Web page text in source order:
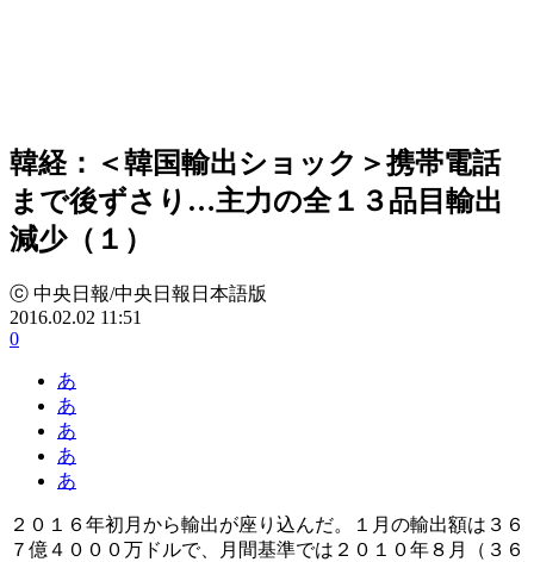
韓経：＜韓国輸出ショック＞携帯電話
まで後ずさり…主力の全１３品目輸出
減少（１）
ⓒ 中央日報/中央日報日本語版
2016.02.02 11:51
0
あ
あ
あ
あ
あ
２０１６年初月から輸出が座り込んだ。１月の輸出額は３６
７億４０００万ドルで、月間基準では２０１０年８月（３６